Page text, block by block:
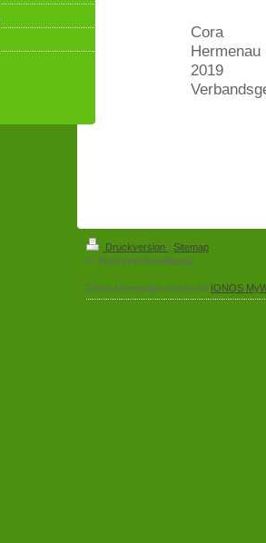
Cora
Hermenau
2019
Druckversion | Sitemap
© Tierkörperbeseitigung
Diese Homepage wurde mit IONOS